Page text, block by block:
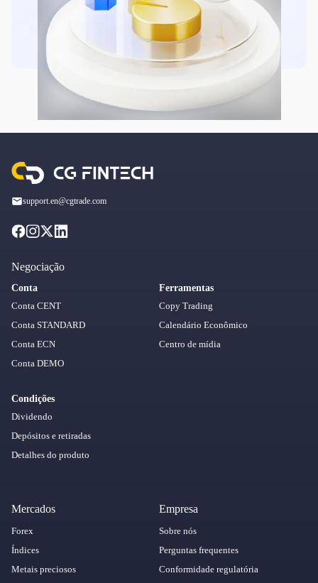
support.en@cgtrade.com
Negociação
Conta
Conta CENT
Conta STANDARD
Conta ECN
Conta DEMO
Condições
Dividendo
Depósitos e retiradas
Detalhes do produto
Ferramentas
Copy Trading
Calendário Econômico
Centro de mídia
Mercados
Forex
Índices
Metais preciosos
Empresa
Sobre nós
Perguntas frequentes
Conformidade regulatória